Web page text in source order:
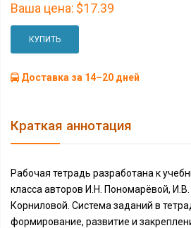
Ваша цена: $17.39
КУПИТЬ
Доставка за 14–20 дней
Краткая аннотация
Рабочая тетрадь разработана к
класса авторов И.Н. Пономарёвой,
Корниловой. Система заданий в
формирование, развитие и